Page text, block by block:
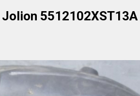
5512102XST13A